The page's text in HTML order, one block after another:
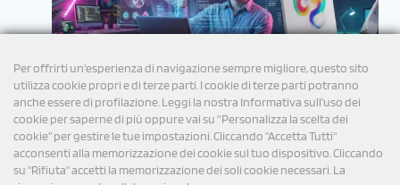
Per offrirti un'esperienza di navigazione sempre migliore, questo sito
utilizza cookie propri e di terze parti. I cookie di terze parti potranno
anche essere di profilazione. Leggi la nostra Informativa sull’uso dei
cookie per saperne di più oppure vai su “Personalizza la scelta dei
cookie” per gestire le tue impostazioni. Cliccando "Accetta Tutti"
acconsenti alla memorizzazione dei cookie sul tuo dispositivo. Cliccando
su "Rifiuta" accetti la memorizzazione dei soli cookie necessari. La